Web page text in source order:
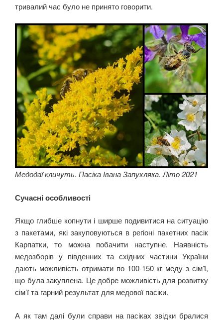
тривалий час було не принято говорити.
Медодаї кличуть. Пасіка Івана Запухляка. Літо 2021
Сучасні особливості
Якщо глибше копнути і ширше подивитися на ситуацію
з пакетами, які закуповуються в регіоні пакетних пасік
Карпатки, то можна побачити наступне. Наявність
медозборів у південних та східних частини України
дають можливість отримати по 100-150 кг меду з сім’ї,
що була закуплена. Це добре можливість для розвитку
сім’ї та гарний результат для медової пасіки.
А як там далі були справи на пасіках звідки бралися